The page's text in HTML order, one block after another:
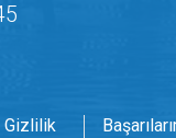
Gizlilik